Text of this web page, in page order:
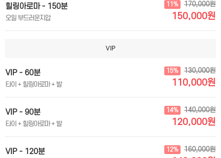
힐링아로마 - 150분
오일 부드러운지압
170,000원
11%
150,000원
VIP
VIP - 60분
타이 + 힐링아로마 + 발
130,000원
15%
110,000원
VIP - 90분
타이 + 힐링아로마 + 발
140,000원
14%
120,000원
VIP - 120분 160,000원
12%